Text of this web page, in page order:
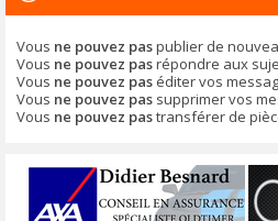
Vous ne pouvez paspublier de
Vous ne pouvez pasrépondre aux
Vous ne pouvez pas éditer vos
Vous ne pouvez pas supprimer vos
Vous ne pouvez pastransférer de